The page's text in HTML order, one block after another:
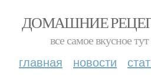
ДОМАШНИЕ
все самое вкусное тут
главная новости